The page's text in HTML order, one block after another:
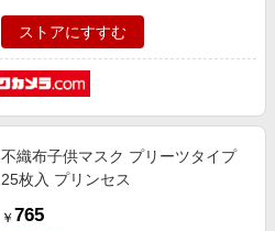
ストアにすすむ
不織布子供マスク プリーツタイプ
25枚入 プリンセス
￥ 765